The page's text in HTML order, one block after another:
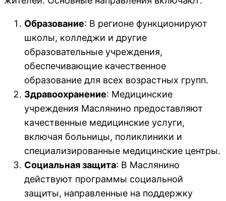
Образование: В регионе функционируют
школы, колледжи и другие
образовательные учреждения,
обеспечивающие качественное
образование для всех возрастных групп.
Здравоохранение: Медицинские
учреждения Маслянино предоставляют
качественные медицинские услуги,
включая больницы, поликлиники и
специализированные медицинские центры.
Социальная защита: В Маслянино
действуют программы социальной
защиты, направленные на поддержку